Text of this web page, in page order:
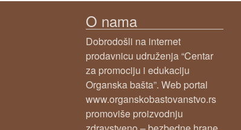
O nama
Dobrodošli na internet
prodavnicu udruženja “Centar
za promociju i edukaciju
Organska bašta”. Web portal
www.organskobastovanstvo.rs
promoviše proizvodnju